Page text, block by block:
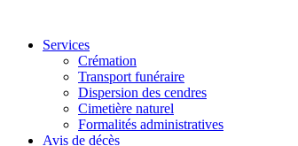
Services
Crémation
Transport funéraire
Dispersion des cendres
Cimetière naturel
Formalités administratives
Avis de décès